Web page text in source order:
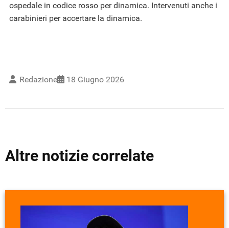
ospedale in codice rosso per dinamica. Intervenuti anche i
carabinieri per accertare la dinamica.
Redazione 18 Giugno 2026
Altre notizie correlate